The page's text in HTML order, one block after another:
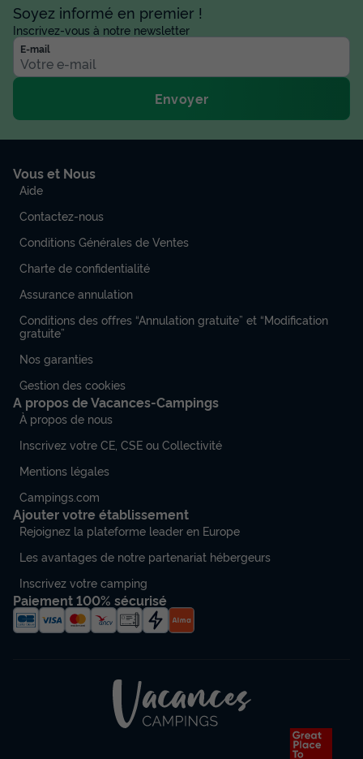
Soyez informé en premier !
Inscrivez-vous à notre newsletter
E-mail
Envoyer
Vous et Nous
Aide
Contactez-nous
Conditions Générales de Ventes
Charte de confidentialité
Assurance annulation
Conditions des offres “Annulation gratuite” et “Modification
gratuite”
Nos garanties
Gestion des cookies
A propos de Vacances-Campings
À propos de nous
Inscrivez votre CE, CSE ou Collectivité
Mentions légales
Campings.com
Ajouter votre établissement
Rejoignez la plateforme leader en Europe
Les avantages de notre partenariat hébergeurs
Inscrivez votre camping
Paiement 100% sécurisé